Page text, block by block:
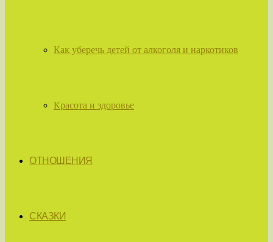
Как уберечь детей от алкоголя и наркотиков
Красота и здоровье
ОТНОШЕНИЯ
СКАЗКИ